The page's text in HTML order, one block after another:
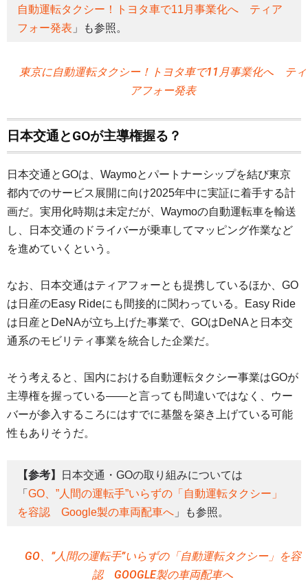
自動運転タクシー！トヨタ車で11月事業化へ ティア
フォー発表 」も参照。
東京に自動運転タクシー！トヨタ車で11月事業化へ ティ
アフォー発表
日本交通とGOが主導権握る？
日本交通とGOは、Waymoとパートナーシップを結び東京
都内でのサービス展開に向け2025年中に実証に着手する計
画だ。実用化時期は未定だが、Waymoの自動運転車を輸送
し、日本交通のドライバーが乗車してマッピング作業など
を進めていくという。
なお、日本交通はティアフォーとも提携しているほか、GO
は日産のEasy Rideにも間接的に関わっている。Easy Ride
は日産とDeNAが立ち上げた事業で、GOはDeNAと日本交
通系のモビリティ事業を統合した企業だ。
そう考えると、国内における自動運転タクシー事業はGOが
主導権を握っている――と言っても間違いではなく、ウー
バーが参入するころにはすでに基盤を築き上げている可能
性もありそうだ。
【参考】
日本交通・GOの取り組みについては
「 GO、”人間の運転手”いらずの「自動運転タクシー」
を容認 Google製の車両配車へ 」も参照。
GO、”人間の運転手”いらずの「自動運転タクシー」を容
認 GOOGLE製の車両配車へ